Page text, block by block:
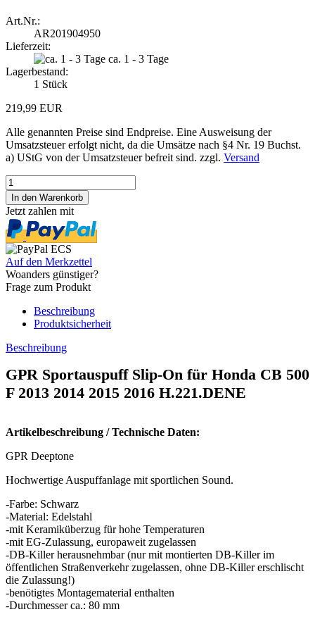
Art.Nr.:
AR201904950
Lieferzeit:
ca. 1 - 3 Tage
Lagerbestand:
1 Stück
219,99 EUR
Alle genannten Preise sind Endpreise. Eine Ausweisung der
Umsatzsteuer erfolgt nicht, da die Umsätze nach §4 Nr. 19 Buchst.
a) UStG von der Umsatzsteuer befreit sind. zzgl. Versand
Jetzt zahlen mit
Auf den Merkzettel
Woanders günstiger?
Frage zum Produkt
Beschreibung
Produktsicherheit
Beschreibung
GPR Sportauspuff Slip-On für Honda CB 500
F 2013 2014 2015 2016 H.221.DENE
Artikelbeschreibung / Technische Daten:
GPR Deeptone
Hochwertige Auspuffanlage mit sportlichen Sound.
-Farbe: Schwarz
-Material: Edelstahl
-mit Keramiküberzug für hohe Temperaturen
-mit EG-Zulassung, europaweit zugelassen
-DB-Killer herausnehmbar (nur mit montierten DB-Killer im
öffentlichen Straßenverkehr zugelassen, ohne DB-Killer erschlischt
die Zulassung!)
-benötigtes Montagematerial enthalten
-Durchmesser ca.: 80 mm